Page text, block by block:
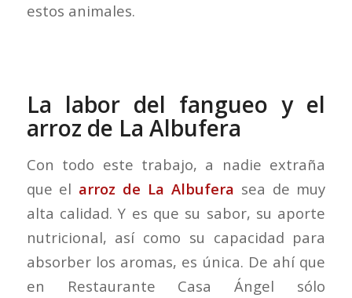
estos animales.
La labor del fangueo y el
arroz de La Albufera
Con todo este trabajo, a nadie extraña
que el arroz de La Albufera sea de muy
alta calidad. Y es que su sabor, su aporte
nutricional, así como su capacidad para
absorber los aromas, es única. De ahí que
en Restaurante Casa Ángel sólo